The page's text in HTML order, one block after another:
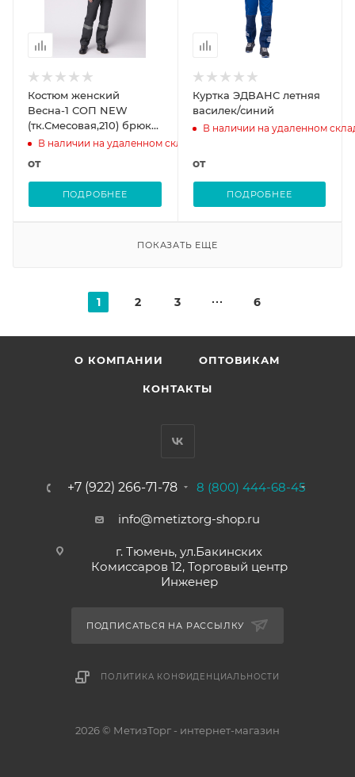
Костюм женский
Весна-1 СОП NEW
(тк.Смесовая,210) брюки,
т.серый/красный
В наличии на удаленном складе
от
ПОДРОБНЕЕ
Куртка ЭДВАНС летняя
василек/синий
В наличии на удаленном
от
ПОДРОБНЕЕ
ПОКАЗАТЬ ЕЩЕ
1 2 3 6
О КОМПАНИИ ОПТОВИКАМ
КОНТАКТЫ
+7 (922) 266-71-78 8 (800) 444-68-45
info@metiztorg-shop.ru
г. Тюмень, ул.Бакинских
Комиссаров 12, Торговый центр
Инженер
ПОДПИСАТЬСЯ НА РАССЫЛКУ
ПОЛИТИКА КОНФИДЕНЦИАЛЬНОСТИ
2026 © МетизТорг - интернет-магазин